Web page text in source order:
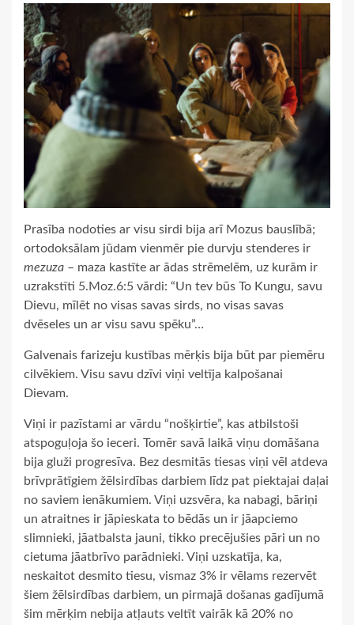
Prasība nodoties ar visu sirdi bija arī Mozus bauslībā;
ortodoksālam jūdam vienmēr pie durvju stenderes ir
mezuza – maza kastīte ar ādas strēmelēm, uz kurām ir
uzrakstīti 5.Moz.6:5 vārdi: “Un tev būs To Kungu, savu
Dievu, mīlēt no visas savas sirds, no visas savas
dvēseles un ar visu savu spēku”…
Galvenais farizeju kustības mērķis bija būt par piemēru
cilvēkiem. Visu savu dzīvi viņi veltīja kalpošanai
Dievam.
Viņi ir pazīstami ar vārdu “nošķirtie”, kas atbilstoši
atspoguļoja šo ieceri. Tomēr savā laikā viņu domāšana
bija gluži progresīva. Bez desmitās tiesas viņi vēl atdeva
brīvprātīgiem žēlsirdības darbiem līdz pat piektajai daļai
no saviem ienākumiem. Viņi uzsvēra, ka nabagi, bāriņi
un atraitnes ir jāpieskata to bēdās un ir jāapciemo
slimnieki, jāatbalsta jauni, tikko precējušies pāri un no
cietuma jāatbrīvo parādnieki. Viņi uzskatīja, ka,
neskaitot desmito tiesu, vismaz 3% ir vēlams rezervēt
šiem žēlsirdības darbiem, un pirmajā došanas gadījumā
šim mērķim nebija atļauts veltīt vairāk kā 20% no